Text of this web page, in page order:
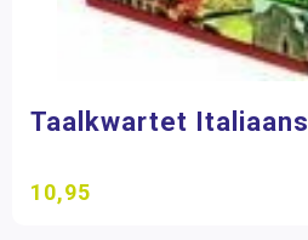
Taalkwartet Italiaans
10,95